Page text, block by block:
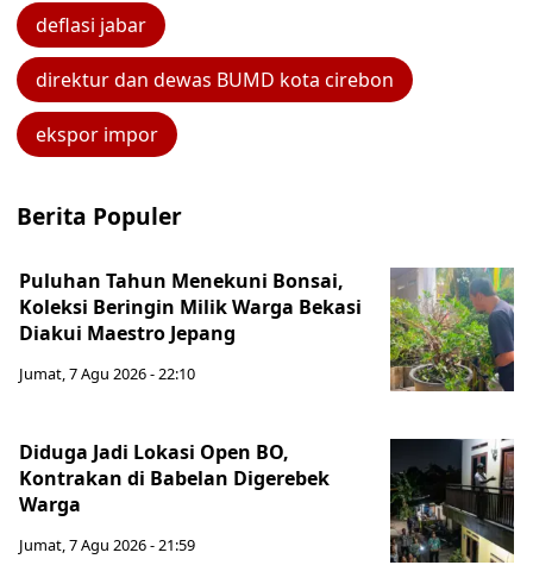
deflasi jabar
direktur dan dewas BUMD kota cirebon
ekspor impor
Berita Populer
Puluhan Tahun Menekuni Bonsai,
Koleksi Beringin Milik Warga Bekasi
Diakui Maestro Jepang
Jumat, 7 Agu 2026 - 22:10
Diduga Jadi Lokasi Open BO,
Kontrakan di Babelan Digerebek
Warga
Jumat, 7 Agu 2026 - 21:59